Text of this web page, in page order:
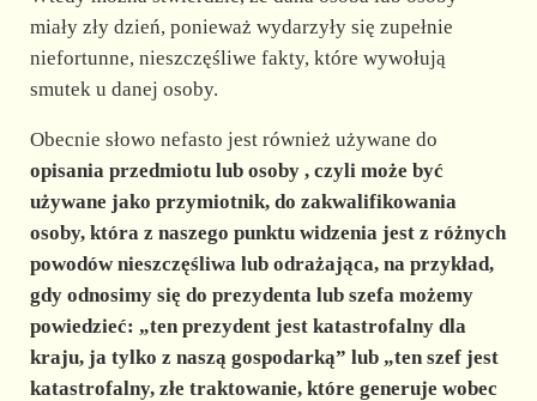
miały zły dzień, ponieważ wydarzyły się zupełnie
niefortunne, nieszczęśliwe fakty, które wywołują
smutek u danej osoby.
Obecnie słowo nefasto jest również używane do
opisania przedmiotu lub osoby, czyli może być
używane jako przymiotnik, do zakwalifikowania
osoby, która z naszego punktu widzenia jest z różnych
powodów nieszczęśliwa lub odrażająca, na przykład,
gdy odnosimy się do prezydenta lub szefa możemy
powiedzieć: „ten prezydent jest katastrofalny dla
kraju, ja tylko z naszą gospodarką” lub „ten szef jest
katastrofalny, złe traktowanie, które generuje wobec